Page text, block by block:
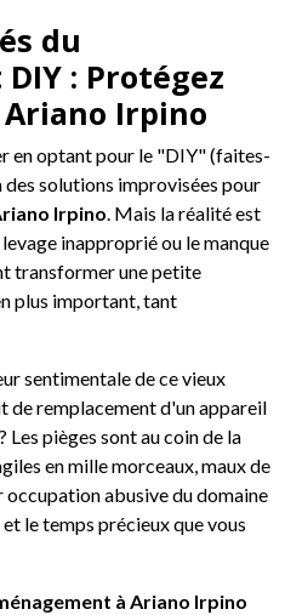
du
: Protégez
Ariano Irpino
en optant pour le "DIY" (faites-
des solutions improvisées pour
Irpino. Mais la réalité est
inapproprié ou le manque
transformer une petite
plus important, tant
sentimentale de ce vieux
de remplacement d'un appareil
pièges sont au coin de la
en mille morceaux, maux de
occupation abusive du domaine
le temps précieux que vous
à Ariano Irpino